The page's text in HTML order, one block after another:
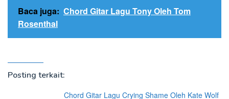
Baca juga: Chord Gitar Lagu Tony Oleh Tom
Rosenthal
Posting terkait:
Chord Gitar Lagu Crying Shame Oleh Kate Wolf